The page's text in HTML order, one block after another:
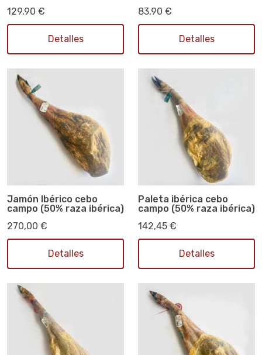
129,90 €
Detalles
83,90 €
Detalles
Jamón Ibérico cebo
campo (50% raza ibérica)
270,00 €
Detalles
Paleta ibérica cebo
campo (50% raza ibérica)
142,45 €
Detalles